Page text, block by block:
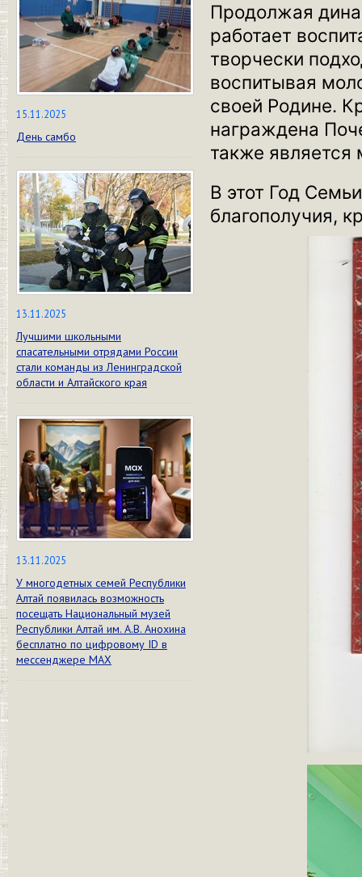
15.11.2025
День самбо
13.11.2025
Лучшими школьными
спасательными отрядами России
стали команды из Ленинградской
области и Алтайского края
13.11.2025
У многодетных семей Республики
Алтай появилась возможность
посещать Национальный музей
Республики Алтай им. А.В. Анохина
бесплатно по цифровому ID в
мессенджере МАХ
Продолжая
работает
творчески
воспитывая
своей Родине.
награждена
также является
В этот Год
благополучия,